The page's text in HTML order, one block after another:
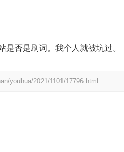
否是刷词。我个人就被坑过。
youhua/2021/1101/17796.html